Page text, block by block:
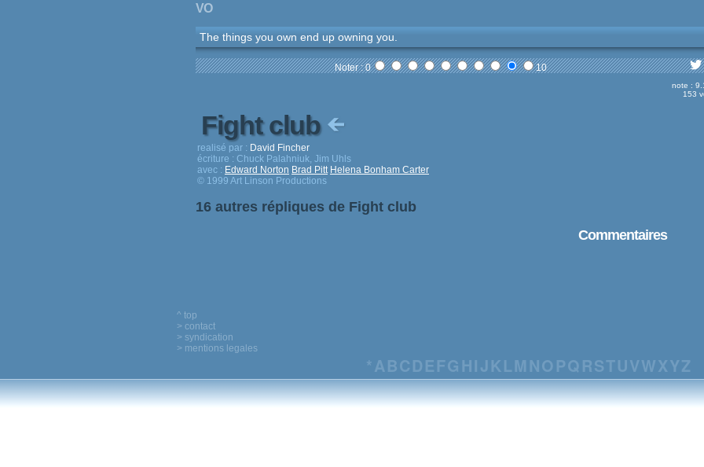
VO
The things you own end up owning you.
Noter : 0 10
note :
153
Fight club
realisé par : David Fincher
écriture : Chuck Palahniuk, Jim Uhls
avec : Edward Norton Brad Pitt Helena Bonham Carter
© 1999 Art Linson Productions
16 autres répliques de Fight club
Commentaires
^ top
> contact
> syndication
> mentions legales
*ABCDEFG HIJ KLM NO PQRSTUVWXYZ